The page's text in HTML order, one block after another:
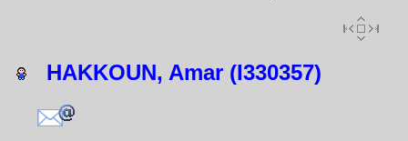
HAKKOUN, Amar (I330357)